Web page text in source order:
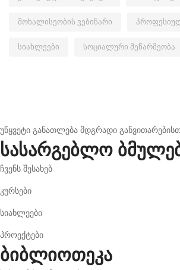
მოხალისეობის ვებინარი
სიახლეები სოციალური მეწარმეობა
უწყვეტი განათლება მდგრადი
სასარგებლო
ჩვენს შესახებ
კურსები
სიახლეები
პროექტები
ბიბლიოთეკა